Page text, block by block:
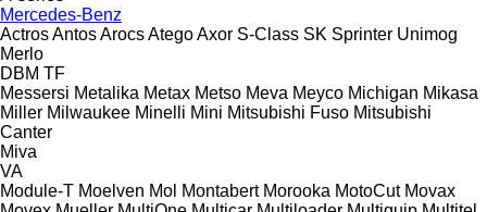
Mercedes-Benz
ActrosAntosArocsAtegoAxor S-Class SK Sprinter Unimog
Merlo
DBM TF
Messersi Metalika Metax Metso Meva Meyco Michigan Mikasa
Miller Milwaukee Minelli Mini Mitsubishi Fuso Mitsubishi
Canter
Miva
VA
Module-T Moelven Mol Montabert Morooka MotoCut Movax